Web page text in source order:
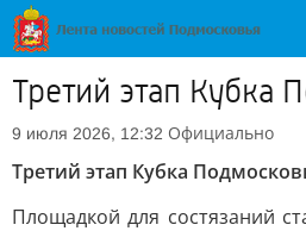
Третий этап Кубка
9 июля 2026, 12:32 Официально
Третий этап Кубка
Площадкой для состязаний